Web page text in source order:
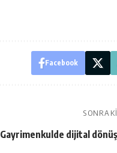
Facebook
Gayrimenkulde dijital